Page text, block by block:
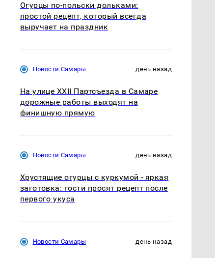
Такую зиму в России
Огурцы по‑польски дольками:
простой рецепт, который всегда
выручает на праздник
Новости Самары день назад
На улице XXII Партсъезда в Самаре
дорожные работы выходят на
финишную прямую
Новости Самары день назад
Хрустящие огурцы с куркумой - яркая
заготовка: гости просят рецепт после
первого укуса
Новости Самары день назад